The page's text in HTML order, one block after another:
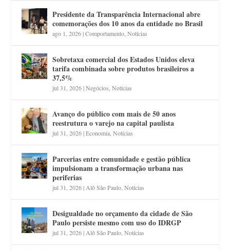
Presidente da Transparência Internacional abre
comemorações dos 10 anos da entidade no Brasil
ago 1, 2026|Comportamento ,Notícias
Sobretaxa comercial dos Estados Unidos eleva
tarifa combinada sobre produtos brasileiros a
37,5%
jul 31, 2026|Negócios ,Notícias
Avanço do público com mais de 50 anos
reestrutura o varejo na capital paulista
jul 31, 2026|Economia ,Notícias
Parcerias entre comunidade e gestão pública
impulsionam a transformação urbana nas
periferias
jul 31, 2026| Alô São Paulo ,Notícias
Desigualdade no orçamento da cidade de São
Paulo persiste mesmo com uso do IDRGP
jul 31, 2026| Alô São Paulo ,Notícias